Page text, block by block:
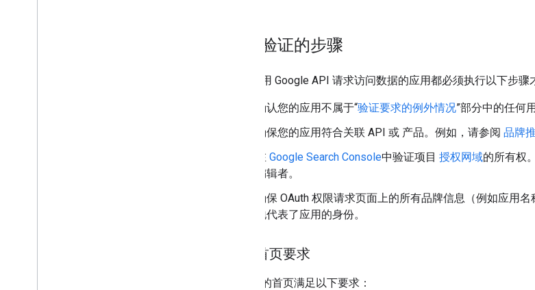
准备验证的步骤
所有使用 Google API 请求访问数据的应用都必须执行以下步骤
确认您的应用不属于“验证要求的例外情况”部分中的任何用
确保您的应用符合关联 API 或 产品。例如，请参阅 品牌
在 Google Search Console中验证项目 授权网域的所有权
编辑者。
确保 OAuth 权限请求页面上的所有品牌信息（例如应用
地代表了应用的身份。
应用首页要求
确保您的首页满足以下要求：